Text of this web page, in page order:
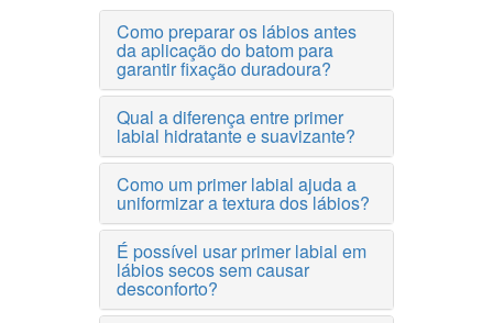
Como preparar os lábios antes
da aplicação do batom para
garantir fixação duradoura?
Qual a diferença entre primer
labial hidratante e suavizante?
Como um primer labial ajuda a
uniformizar a textura dos lábios?
É possível usar primer labial em
lábios secos sem causar
desconforto?